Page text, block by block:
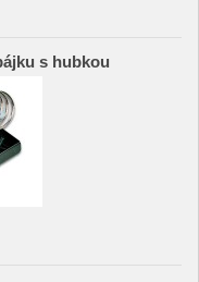
s hubkou